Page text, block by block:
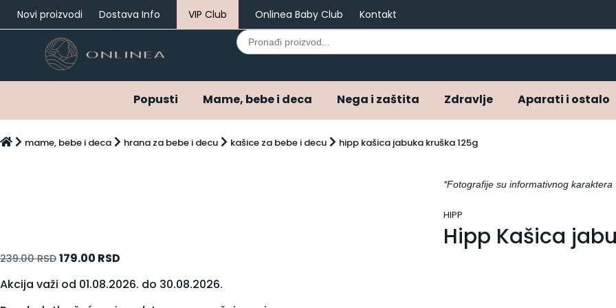
Novi proizvodi Dostava Info VIP Club Onlinea Baby Club Kontakt
Search
for:
Popusti Mame, bebe i deca Nega i zaštita Zdravlje
Aparati i ostalo
Mame, bebe i deca
Kašice za bebe i decu
Mlečne formule za bebe
Napici za bebe i decu
mame, bebe i deca hrana za bebe i decu kašice za bebe i decu hipp kašica jabuka kruška 125g
*Fotografije su informativnog karaktera
HIPP
Hipp Kašica
239.00RSD 179.00 RSD
Akcija važi od 01.08.2026. do 30.08.2026.